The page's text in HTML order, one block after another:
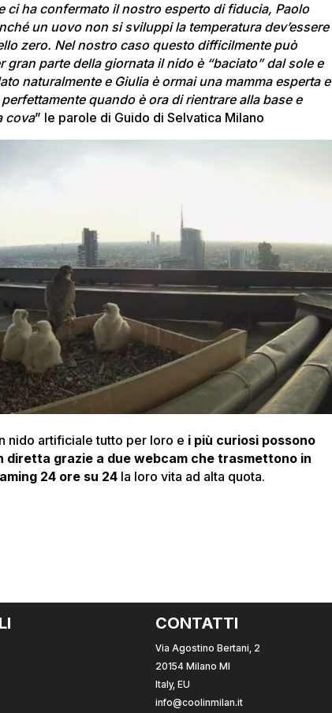
ci ha confermato il nostro esperto di fiducia, Paolo
un uovo non si sviluppi la temperatura dev’essere
zero. Nel nostro caso questo difficilmente può
gran parte della giornata il nido è “baciato” dal sole e
naturalmente e Giulia è ormai una mamma esperta e
quando è ora di rientrare alla base e
cova” le parole di Guido di Selvatica Milano
nido artificiale tutto per loro e i più curiosi possono
diretta grazie a due webcam che trasmettono in
24 ore su 24 la loro vita ad alta quota.
CONTATTI
Via Agostino Bertani, 2
20154 Milano MI
Italy, EU
info@coolinmilan.it